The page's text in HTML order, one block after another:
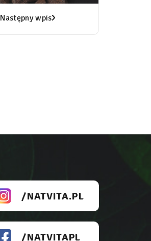
Następny wpis
/NATVITA.PL
/NATVITAPL